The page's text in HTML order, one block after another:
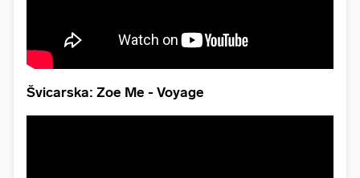
Švicarska: Zoe Me - Voyage